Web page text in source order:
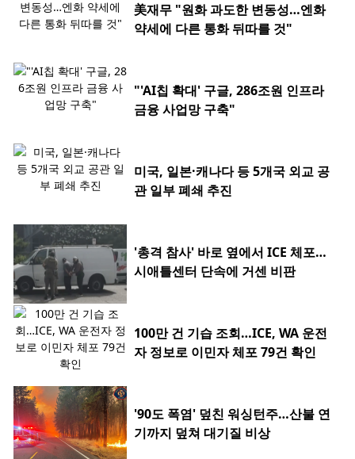
美재무 "원화 과도한 변동성…엔화
약세에 다른 통화 뒤따를 것"
"'AI칩 확대' 구글, 286조원 인프라
금융 사업망 구축"
미국, 일본·캐나다 등 5개국 외교 공
관 일부 폐쇄 추진
'총격 참사' 바로 옆에서 ICE 체포…
시애틀센터 단속에 거센 비판
100만 건 기습 조회…ICE, WA 운전
자 정보로 이민자 체포 79건 확인
'90도 폭염' 덮친 워싱턴주…산불 연
기까지 덮쳐 대기질 비상